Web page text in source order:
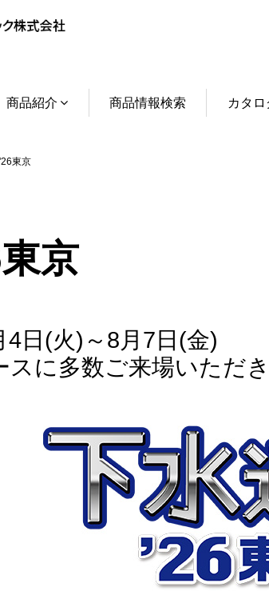
商品紹介 商品情報検索 カタロ
東京
京
日(火)～8月7日(金)
に多数ご来場いただ